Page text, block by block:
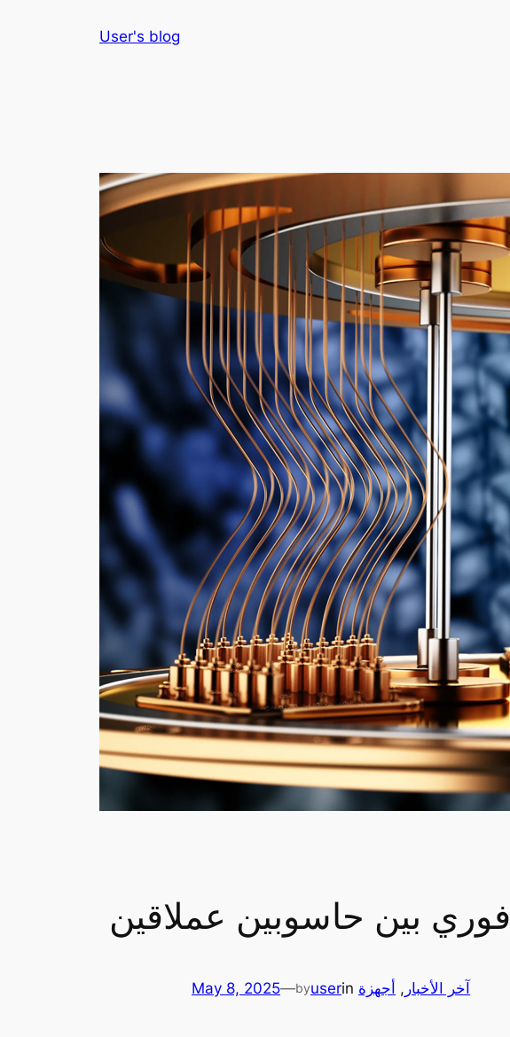
User's blog
بين حاسوبين عملاقين
May 8, 2025—byuserin آخر الأخبار , أجهزة